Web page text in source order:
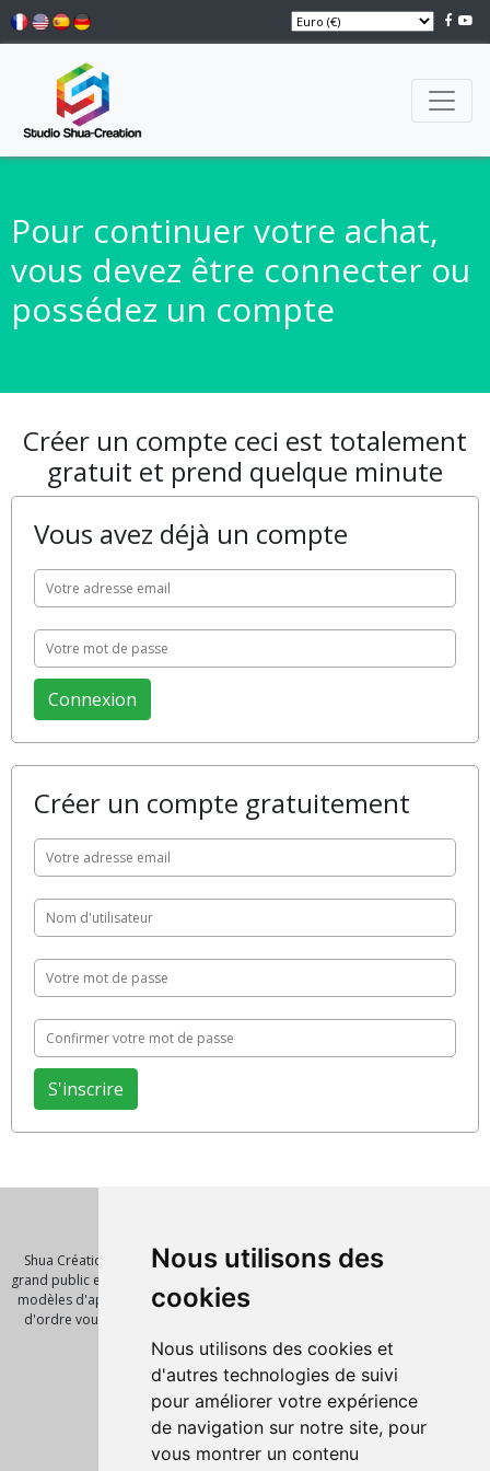
Nous utilisons des
cookies
Nous utilisons des cookies et
d'autres technologies de suivi
pour améliorer votre expérience
de navigation sur notre site, pour
vous montrer un contenu
Pour continuer votre achat,
vous devez être connecter ou
possédez un compte
Créer un compte ceci est totalement
gratuit et prend quelque minute
Vous avez déjà un compte
Créer un compte gratuitement
Shua Création est un éditeur de logiciel et de solution innovante pour le
grand public et les entreprises. Nous vous proposont de nombreux scripts,
modèles d'application, template pour vos futures réalisations. Notre mot
d'ordre vous faire gagner un temps précieux avec des outils de qualité.
Pages
Accueil
Nos produits
Script PHP
Informations légales
Mentions Légales